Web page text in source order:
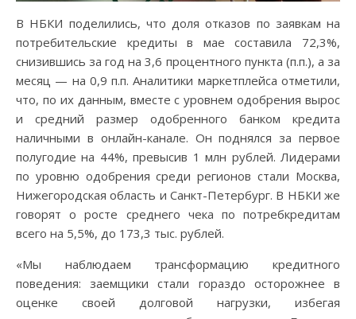
В НБКИ поделились, что доля отказов по заявкам на
потребительские кредиты в мае составила 72,3%,
снизившись за год на 3,6 процентного пункта (п.п.), а за
месяц — на 0,9 п.п. Аналитики маркетплейса отметили,
что, по их данным, вместе с уровнем одобрения вырос
и средний размер одобренного банком кредита
наличными в онлайн-канале. Он поднялся за первое
полугодие на 44%, превысив 1 млн рублей. Лидерами
по уровню одобрения среди регионов стали Москва,
Нижегородская область и Санкт-Петербург. В НБКИ же
говорят о росте среднего чека по потребкредитам
всего на 5,5%, до 173,3 тыс. рублей.
«Мы наблюдаем трансформацию кредитного
поведения: заемщики стали гораздо осторожнее в
оценке своей долговой нагрузки, избегая